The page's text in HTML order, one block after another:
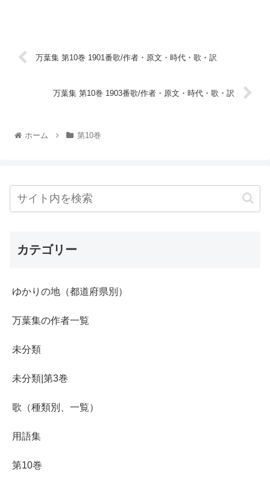
万葉集 第10巻 1901番歌/作者・原文・時代・歌・訳
万葉集 第10巻 1903番歌/作者・原文・時代・歌・訳
ホーム 第10巻
カテゴリー
ゆかりの地（都道府県別）
万葉集の作者一覧
未分類
未分類|第3巻
歌（種類別、一覧）
用語集
第10巻